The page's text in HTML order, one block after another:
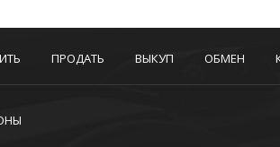
ПРОДАТЬ ВЫКУП ОБМЕН